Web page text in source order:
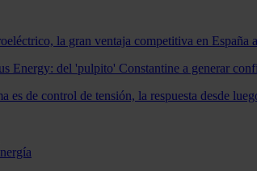
la gran ventaja competitiva en España
Energy: del 'pulpito' Constantine a generar
es de control de tensión, la respuesta desde